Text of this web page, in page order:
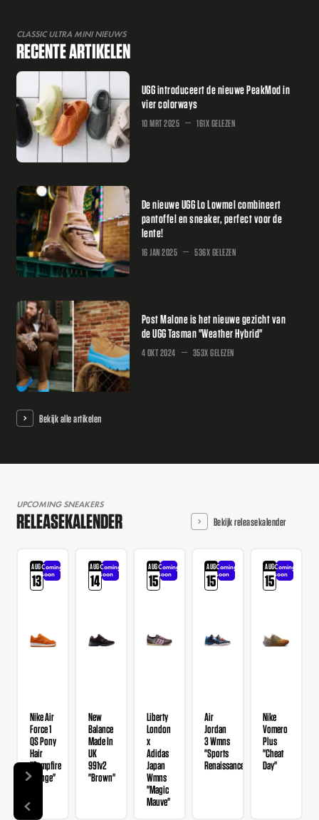
CLASSIC ULTRA MINI NIEUWS
RECENTE ARTIKELEN
UGG introduceert de nieuwe PeakMod in
vier colorways
10 MRT 2025 161X GELEZEN
De nieuwe UGG Lo Lowmel combineert
pantoffel en sneaker, perfect voor de
lente!
16 JAN 2025 536X GELEZEN
Post Malone is het nieuwe gezicht van
de UGG Tasman "Weather Hybrid"
4 OKT 2024 353X GELEZEN
Bekijk alle artikelen
UPCOMING SNEAKERS
RELEASEKALENDER Bekijk releasekalender
AUG
13
Coming
soon
Nike Air
Force 1
QS Pony
Hair
"Campfire
Orange"
AUG
14
Coming
soon
New
Balance
Made In
UK
991v2
"Brown"
AUG
15
Coming
soon
Liberty
London
x
Adidas
Japan
Wmns
"Magic
Mauve"
AUG
15
Coming
soon
Air
Jordan
3 Wmns
"Sports
Renaissance"
AUG
15
Coming
soon
Nike
Vomero
Plus
"Cheat
Day"